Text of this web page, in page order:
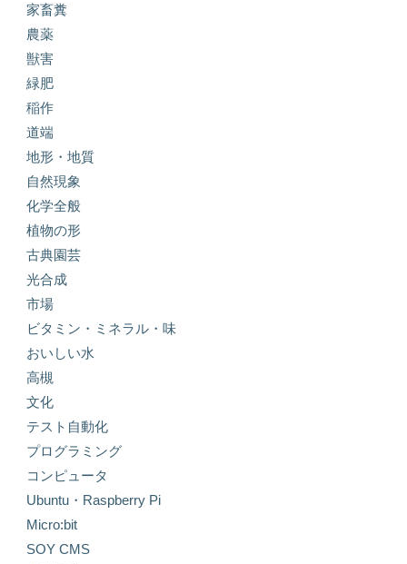
家畜糞
農薬
獣害
緑肥
稲作
道端
地形・地質
自然現象
化学全般
植物の形
古典園芸
光合成
市場
ビタミン・ミネラル・味
おいしい水
高槻
文化
テスト自動化
プログラミング
コンピュータ
Ubuntu・Raspberry Pi
Micro:bit
SOY CMS